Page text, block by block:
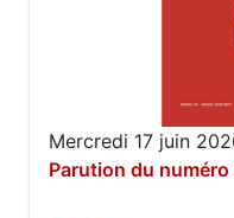
Mercredi 17 juin
Parution du